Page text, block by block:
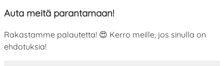
Auta meitä parantamaan!
Rakastamme palautetta! 😍 Kerro meille, jos sinulla on
ehdotuksia!